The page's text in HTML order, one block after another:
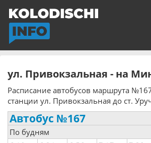
ул. Привокзальная - на
Расписание автобусов маршрута
станции ул. Привокзальная до ст.
Автобус №167
По будням